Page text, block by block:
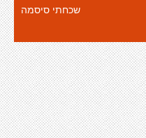
שכחתי סיסמה